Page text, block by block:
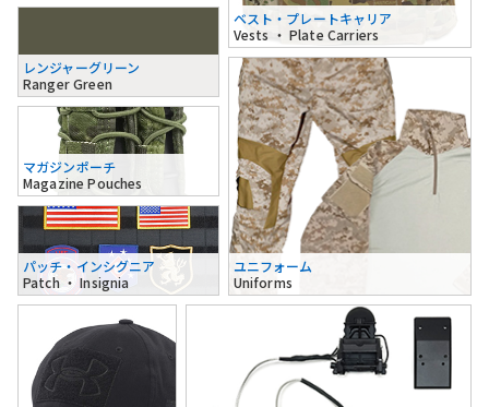
レンジャーグリーン
Ranger Green
ベスト・プレートキャリア
Vests ・ Plate Carriers
マガジンポーチ
Magazine Pouches
パッチ・インシグニア
Patch ・ Insignia
ユニフォーム
Uniforms